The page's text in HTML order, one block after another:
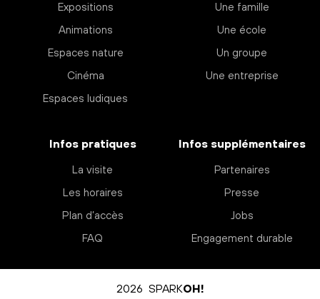
Expositions
Animations
Espaces nature
Cinéma
Espaces ludiques
Une famille
Une école
Un groupe
Une entreprise
Infos pratiques
La visite
Les horaires
Plan d’accès
FAQ
Infos supplémentaires
Partenaires
Presse
Jobs
Engagement durable
2026 SPARKOH!